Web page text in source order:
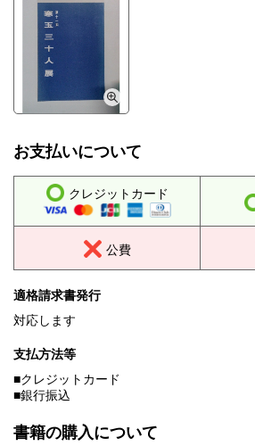
お支払いについて
クレジットカード
公費
適格請求書発行
対応します
支払方法等
■クレジットカード
■銀行振込
書籍の購入について